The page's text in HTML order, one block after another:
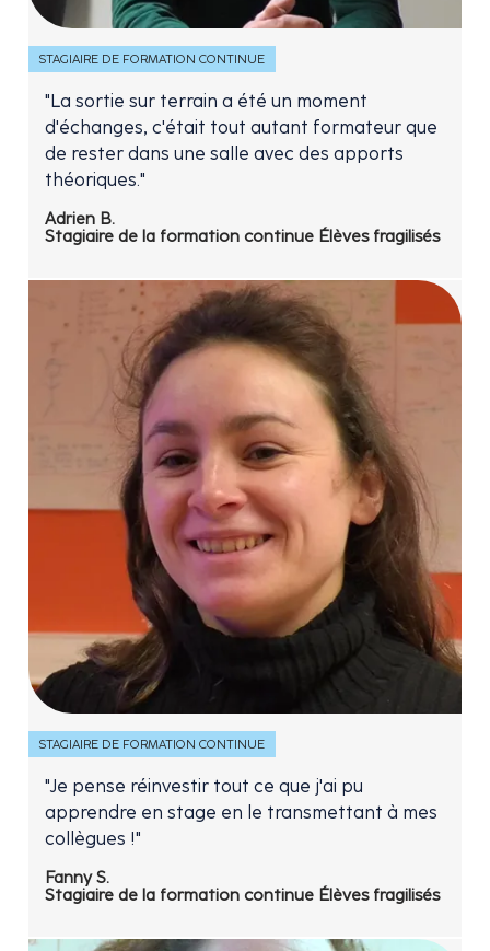
STAGIAIRE DE FORMATION CONTINUE
"La sortie sur terrain a été un moment
d'échanges, c'était tout autant formateur que
de rester dans une salle avec des apports
théoriques."
Adrien B.
Stagiaire de la formation continue Élèves fragilisés
STAGIAIRE DE FORMATION CONTINUE
"Je pense réinvestir tout ce que j'ai pu
apprendre en stage en le transmettant à mes
collègues !"
Fanny S.
Stagiaire de la formation continue Élèves fragilisés